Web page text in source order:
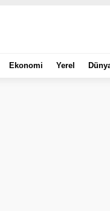
Ekonomi Yerel